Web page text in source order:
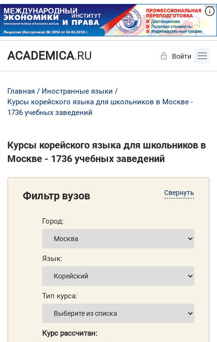
ACADEMICA.RU Войти
Главная
Иностранные языки
Курсы корейского языка для школьников в Москве -
1736 учебных заведений
Курсы корейского языка для школьников в
Москве - 1736 учебных заведений
Свернуть
Фильтр вузов
Город:
Язык:
Тип курса:
Курс рассчитан:
Да Нет